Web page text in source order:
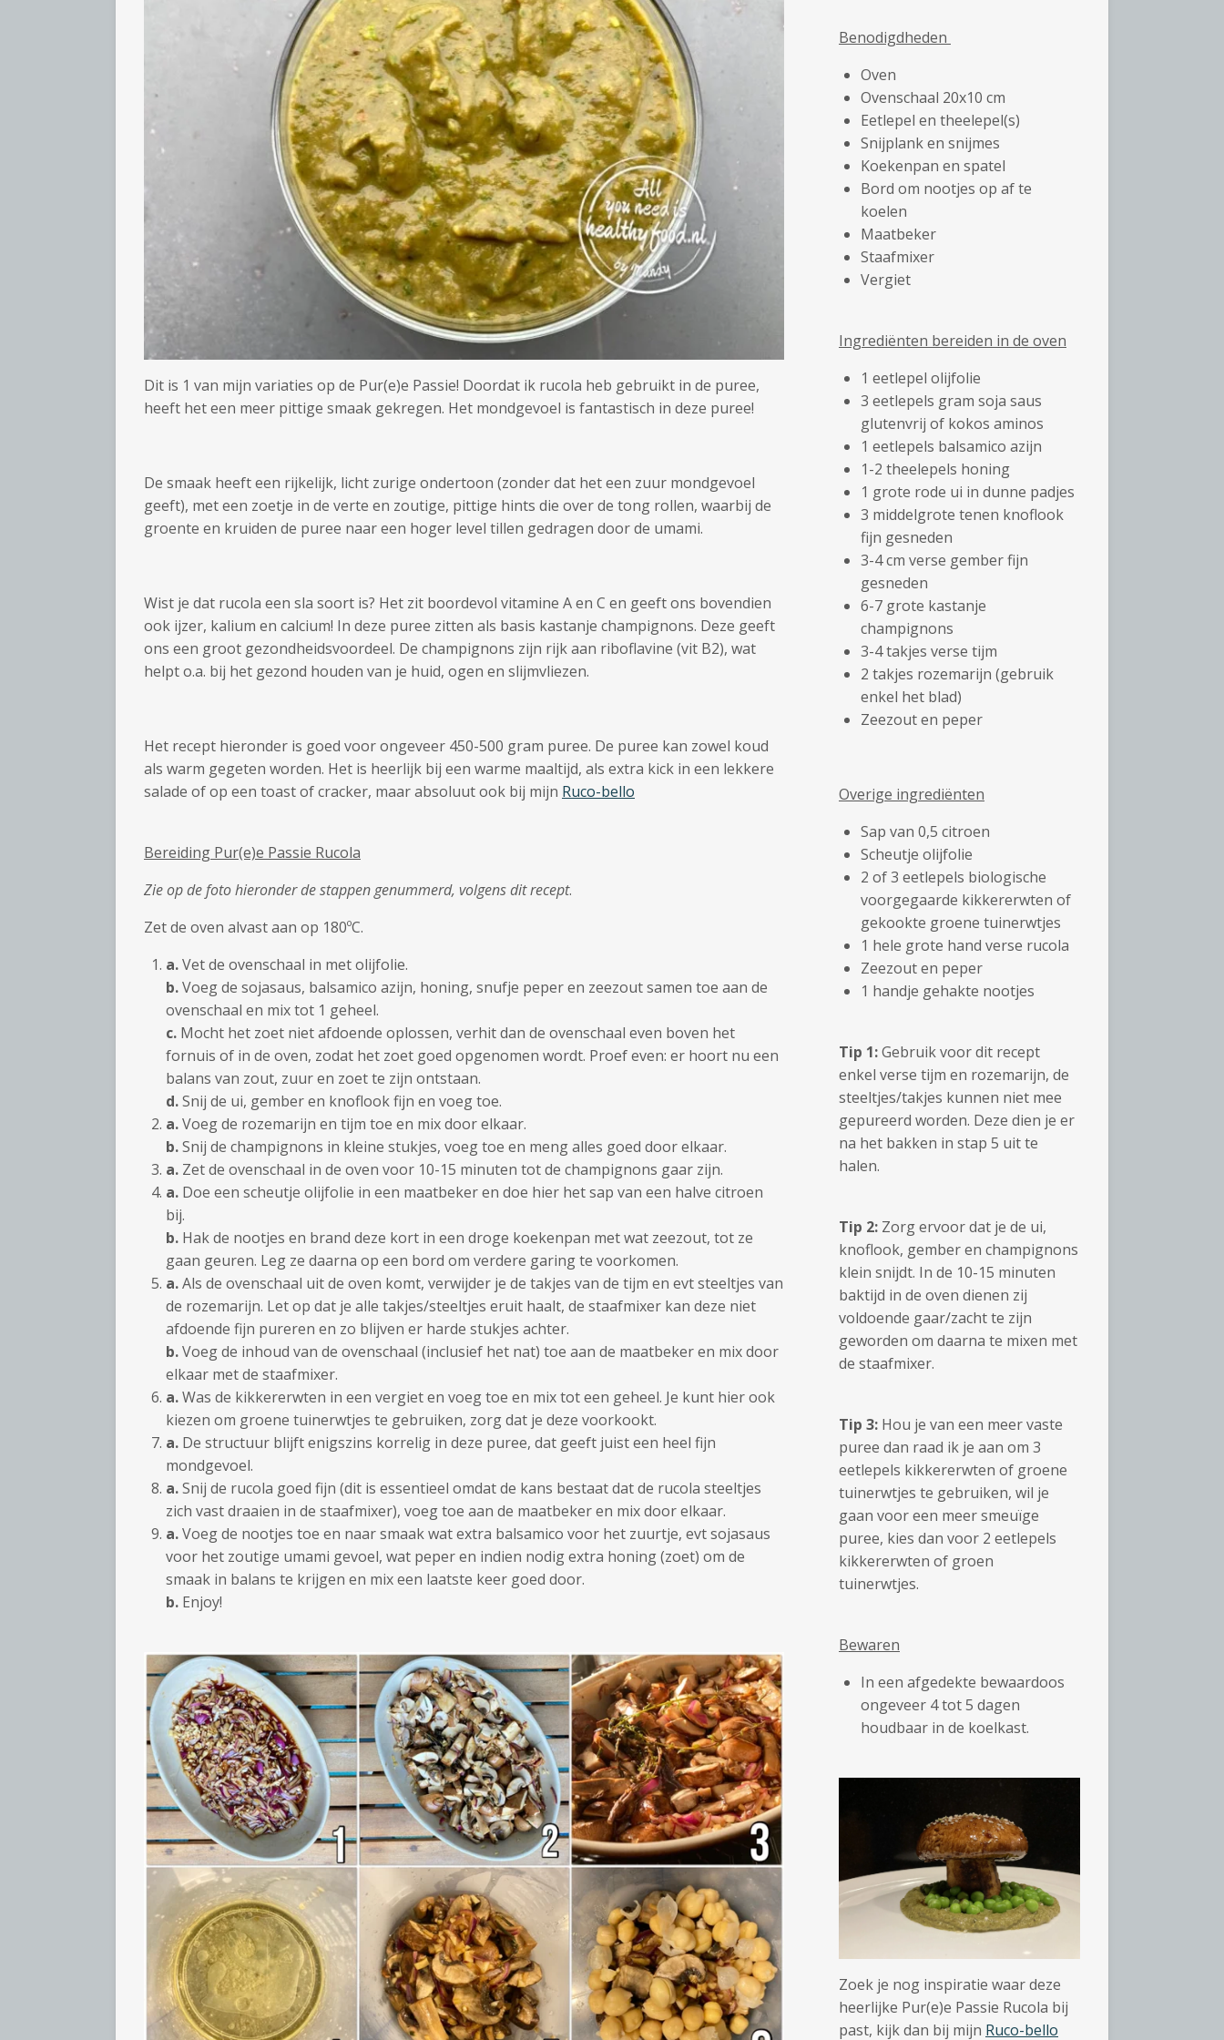
Dit is 1 van mijn variaties op de Pur(e)e Passie! Doordat ik rucola heb gebruikt in de puree,
heeft het een meer pittige smaak gekregen. Het mondgevoel is fantastisch in deze puree!
De smaak heeft een rijkelijk, licht zurige ondertoon (zonder dat het een zuur mondgevoel
geeft), met een zoetje in de verte en zoutige, pittige hints die over de tong rollen, waarbij de
groente en kruiden de puree naar een hoger level tillen gedragen door de umami.
Wist je dat rucola een sla soort is? Het zit boordevol vitamine A en C en geeft ons bovendien
ook ijzer, kalium en calcium! In deze puree zitten als basis kastanje champignons. Deze geeft
ons een groot gezondheidsvoordeel. De champignons zijn rijk aan riboflavine (vit B2), wat
helpt o.a. bij het gezond houden van je huid, ogen en slijmvliezen.
Het recept hieronder is goed voor ongeveer 450-500 gram puree. De puree kan zowel koud
als warm gegeten worden. Het is heerlijk bij een warme maaltijd, als extra kick in een lekkere
salade of op een toast of cracker, maar absoluut ook bij mijn Ruco-bello
Bereiding Pur(e)e Passie Rucola
Zie op de foto hieronder de stappen genummerd, volgens dit recept.
Zet de oven alvast aan op 180ºC.
a.Vet de ovenschaal in met olijfolie.
b.Voeg de sojasaus, balsamico azijn, honing, snufje peper en zeezout samen toe aan de
ovenschaal en mix tot 1 geheel.
c. Mocht het zoet niet afdoende oplossen, verhit dan de ovenschaal even boven het
fornuis of in de oven, zodat het zoet goed opgenomen wordt. Proef even: er hoort nu een
balans van zout, zuur en zoet te zijn ontstaan.
d.Snij de ui, gember en knoflook fijn en voeg toe.
a.Voeg de rozemarijn en tijm toe en mix door elkaar.
b.Snij de champignons in kleine stukjes, voeg toe en meng alles goed door elkaar.
a. Zet de ovenschaal in de oven voor 10-15 minuten tot de champignons gaar zijn.
a. Doe een scheutje olijfolie in een maatbeker en doe hier het sap van een halve citroen
bij.
b. Hak de nootjes en brand deze kort in een droge koekenpan met wat zeezout, tot ze
gaan geuren. Leg ze daarna op een bord om verdere garing te voorkomen.
a.Als de ovenschaal uit de oven komt, verwijder je de takjes van de tijm en evt steeltjes van
de rozemarijn. Let op dat je alle takjes/steeltjes eruit haalt, de staafmixer kan deze niet
afdoende fijn pureren en zo blijven er harde stukjes achter.
b.Voeg de inhoud van de ovenschaal (inclusief het nat) toe aan de maatbeker en mix door
elkaar met de staafmixer.
a.Was de kikkererwten in een vergiet en voeg toe en mix tot een geheel. Je kunt hier ook
kiezen om groene tuinerwtjes te gebruiken, zorg dat je deze voorkookt.
a. De structuur blijft enigszins korrelig in deze puree, dat geeft juist een heel fijn
mondgevoel.
a.Snij de rucola goed fijn (dit is essentieel omdat de kans bestaat dat de rucola steeltjes
zich vast draaien in de staafmixer), voeg toe aan de maatbeker en mix door elkaar.
a.Voeg de nootjes toe en naar smaak wat extra balsamico voor het zuurtje, evt sojasaus
voor het zoutige umami gevoel, wat peper en indien nodig extra honing (zoet) om de
smaak in balans te krijgen en mix een laatste keer goed door.
b. Enjoy!
Benodigdheden
Oven
Ovenschaal 20x10 cm
Eetlepel en theelepel(s)
Snijplank en snijmes
Koekenpan en spatel
Bord om nootjes op af te
koelen
Maatbeker
Staafmixer
Vergiet
Ingrediënten bereiden in de oven
1 eetlepel olijfolie
3 eetlepels gram soja saus
glutenvrij of kokos aminos
1 eetlepels balsamico azijn
1-2 theelepels honing
1 grote rode ui in dunne padjes
3 middelgrote tenen knoflook
fijn gesneden
3-4 cm verse gember fijn
gesneden
6-7 grote kastanje
champignons
3-4 takjes verse tijm
2 takjes rozemarijn (gebruik
enkel het blad)
Zeezout en peper
Overige ingrediënten
Sap van 0,5 citroen
Scheutje olijfolie
2 of 3 eetlepels biologische
voorgegaarde kikkererwten of
gekookte groene tuinerwtjes
1 hele grote hand verse rucola
Zeezout en peper
1 handje gehakte nootjes
Tip 1:Gebruik voor dit recept
enkel verse tijm en rozemarijn, de
steeltjes/takjes kunnen niet mee
gepureerd worden. Deze dien je er
na het bakken in stap 5 uit te
halen.
Tip 2: Zorg ervoor dat je de ui,
knoflook, gember en champignons
klein snijdt. In de 10-15 minuten
baktijd in de oven dienen zij
voldoende gaar/zacht te zijn
geworden om daarna te mixen met
de staafmixer.
Tip 3: Hou je van een meer vaste
puree dan raad ik je aan om 3
eetlepels kikkererwten of groene
tuinerwtjes te gebruiken, wil je
gaan voor een meer smeuïge
puree, kies dan voor 2 eetlepels
kikkererwten of groen
tuinerwtjes.
Bewaren
In een afgedekte bewaardoos
ongeveer 4 tot 5 dagen
houdbaar in de koelkast.
Zoek je nog inspiratie waar deze
heerlijke Pur(e)e Passie Rucola bij
past, kijk dan bij mijn Ruco-bello